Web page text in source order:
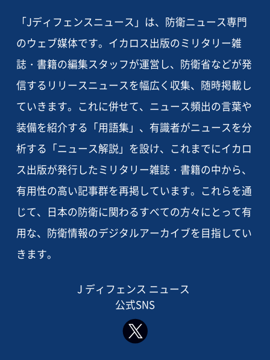
「Jディフェンスニュース」は、防衛ニュース専門
のウェブ媒体です。イカロス出版のミリタリー雑
誌・書籍の編集スタッフが運営し、防衛省などが発
信するリリースニュースを幅広く収集、随時掲載し
ていきます。これに併せて、ニュース頻出の言葉や
装備を紹介する「用語集」、有識者がニュースを分
析する「ニュース解説」を設け、これまでにイカロ
ス出版が発行したミリタリー雑誌・書籍の中から、
有用性の高い記事群を再掲しています。これらを通
じて、日本の防衛に関わるすべての方々にとって有
用な、防衛情報のデジタルアーカイブを目指してい
きます。
J ディフェンス ニュース
公式SNS